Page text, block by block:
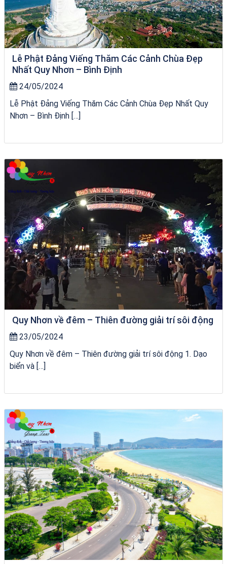
Lễ Phật Đảng Viếng Thăm Các Cảnh Chùa Đẹp
Nhất Quy Nhơn – Bình Định
24/05/2024
Lễ Phật Đảng Viếng Thăm Các Cảnh Chùa Đẹp Nhất Quy
Nhơn – Bình Định […]
Quy Nhơn về đêm – Thiên đường giải trí sôi động
23/05/2024
Quy Nhơn về đêm – Thiên đường giải trí sôi động 1. Dạo
biển và […]
Tour Quy Nhơn 3 Đảo